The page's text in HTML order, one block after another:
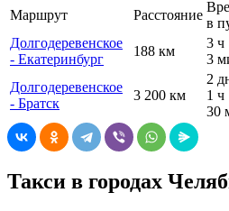
Маршрут Расстояние
в
Долгодеревенское
- Екатеринбург
188 км
3 ч
3
Долгодеревенское
- Братск
3 200 км
2
1 ч
30
Такси в городах